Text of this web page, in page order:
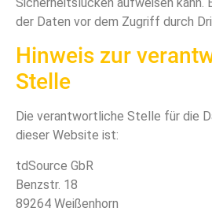
der Daten vor dem Zugriff durch
Hinweis zur
Stelle
Die verantwortliche Stelle für die
dieser Website ist:
tdSource GbR
Benzstr. 18
89264 Weißenhorn